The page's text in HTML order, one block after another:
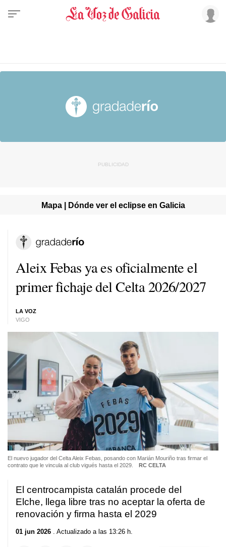
Mapa | Dónde ver el eclipse en Galicia
Aleix Febas ya es oficialmente el
primer fichaje del Celta 2026/2027
LA VOZ
VIGO
El nuevo jugador del Celta Aleix Febas, posando con Marián Mouriño tras firmar el
contrato que le vincula al club vigués hasta el 2029.
RC CELTA
El centrocampista catalán procede del
Elche, llega libre tras no aceptar la oferta de
renovación y firma hasta el 2029
01 jun 2026 . Actualizado a las 13:26 h.